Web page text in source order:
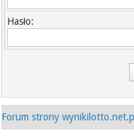
Hasło:
Forum strony wynikilotto.net.pl